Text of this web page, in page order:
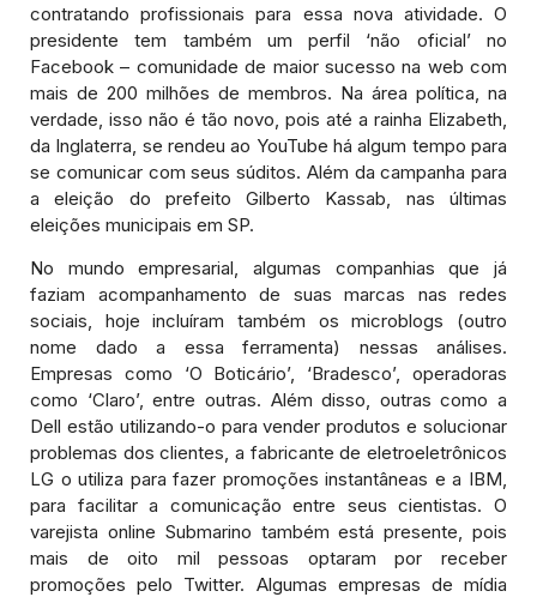
contratando profissionais para essa nova atividade. O
presidente tem também um perfil ‘não oficial’ no
Facebook – comunidade de maior sucesso na web com
mais de 200 milhões de membros. Na área política, na
verdade, isso não é tão novo, pois até a rainha Elizabeth,
da Inglaterra, se rendeu ao YouTube há algum tempo para
se comunicar com seus súditos. Além da campanha para
a eleição do prefeito Gilberto Kassab, nas últimas
eleições municipais em SP.
No mundo empresarial, algumas companhias que já
faziam acompanhamento de suas marcas nas redes
sociais, hoje incluíram também os microblogs (outro
nome dado a essa ferramenta) nessas análises.
Empresas como ‘O Boticário’, ‘Bradesco’, operadoras
como ‘Claro’, entre outras. Além disso, outras como a
Dell estão utilizando-o para vender produtos e solucionar
problemas dos clientes, a fabricante de eletroeletrônicos
LG o utiliza para fazer promoções instantâneas e a IBM,
para facilitar a comunicação entre seus cientistas. O
varejista online Submarino também está presente, pois
mais de oito mil pessoas optaram por receber
promoções pelo Twitter. Algumas empresas de mídia